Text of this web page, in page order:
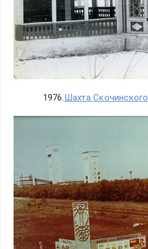
1976.Шахта Скочинского